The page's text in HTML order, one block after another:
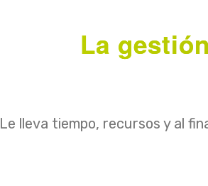
La
Le lleva tiempo, recursos y al